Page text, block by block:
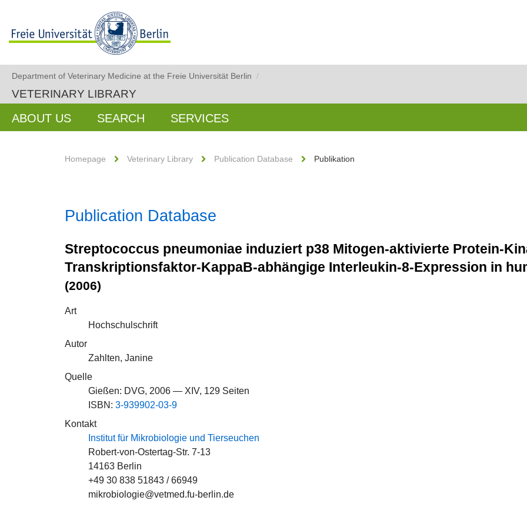
Department of Veterinary Medicine at the Freie Universität Berlin /
VETERINARY LIBRARY
ABOUT US SEARCH SERVICES
Homepage Veterinary Library Publication Database Publikation
Publication Database
Streptococcus pneumoniae induziert p38 Mitogen-aktivierte Protein-
Transkriptionsfaktor-KappaB-abhängige Interleukin-8-Expression in
(2006)
Art
Hochschulschrift
Autor
Zahlten, Janine
Quelle
Gießen: DVG, 2006 — XIV, 129 Seiten
ISBN: 3-939902-03-9
Kontakt
Institut für Mikrobiologie und Tierseuchen
Robert-von-Ostertag-Str. 7-13
14163 Berlin
+49 30 838 51843 / 66949
mikrobiologie@vetmed.fu-berlin.de